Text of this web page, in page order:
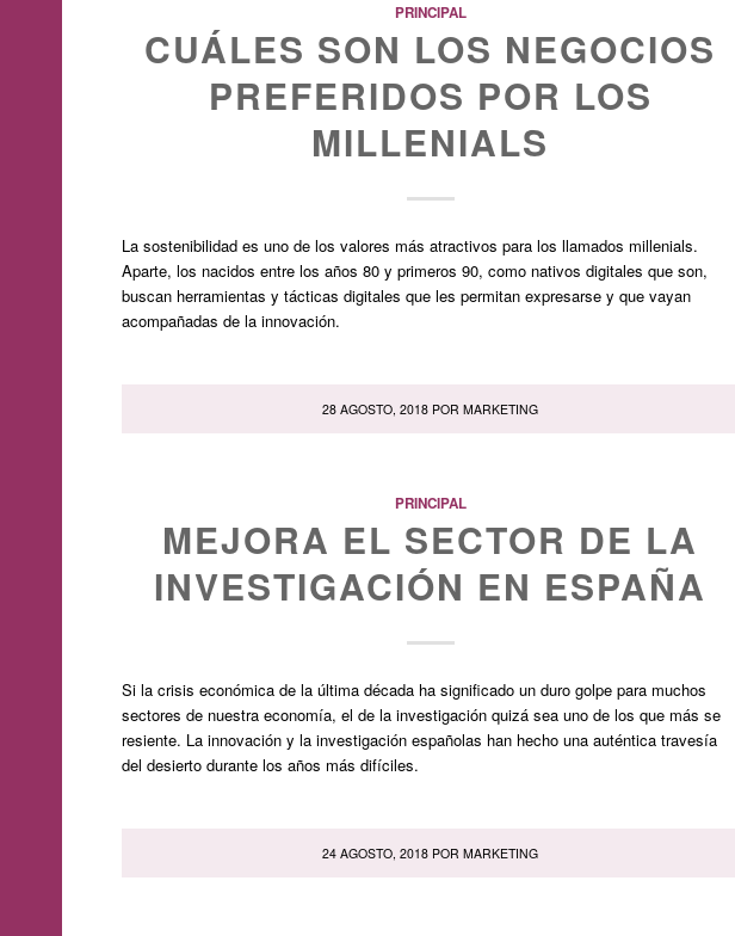
PRINCIPAL
CUÁLES SON LOS NEGOCIOS
PREFERIDOS POR LOS
MILLENIALS
La sostenibilidad es uno de los valores más atractivos para los llamados millenials.
Aparte, los nacidos entre los años 80 y primeros 90, como nativos digitales que son,
buscan herramientas y tácticas digitales que les permitan expresarse y que vayan
acompañadas de la innovación.
28 AGOSTO, 2018 PORMARKETING
PRINCIPAL
MEJORA EL SECTOR DE LA
INVESTIGACIÓN EN ESPAÑA
Si la crisis económica de la última década ha significado un duro golpe para muchos
sectores de nuestra economía, el de la investigación quizá sea uno de los que más se
resiente. La innovación y la investigación españolas han hecho una auténtica travesía
del desierto durante los años más difíciles.
24 AGOSTO, 2018 PORMARKETING